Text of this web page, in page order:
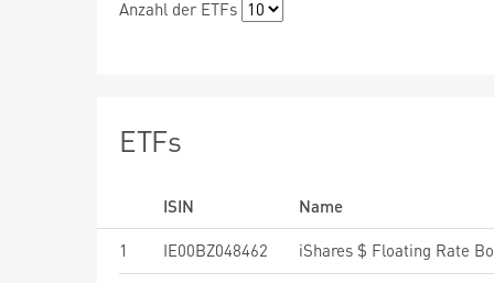
Anzahl der ETFs
ETFs
ISIN
Name
1
IE00BZ048462 iShares $ Floating Rate